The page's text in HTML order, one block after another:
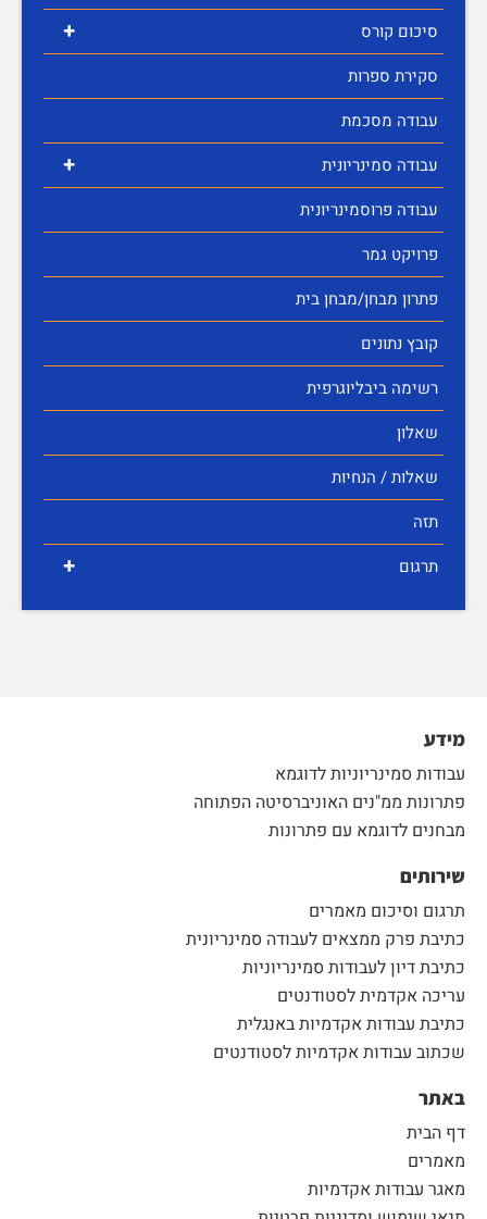
+
סיכום קורס
סקירת ספרות
עבודה מסכמת
+
עבודה סמינריונית
עבודה פרוסמינריונית
פרויקט גמר
פתרון מבחן/מבחן בית
קובץ נתונים
רשימה ביבליוגרפית
שאלון
שאלות / הנחיות
תזה
+ תרגום
מידע
עבודות סמינריוניות לדוגמא
פתרונות ממ"נים האוניברסיטה הפתוחה
מבחנים לדוגמא עם פתרונות
שירותים
תרגום וסיכום מאמרים
כתיבת פרק ממצאים לעבודה סמינריונית
כתיבת דיון לעבודות סמינריוניות
עריכה אקדמית לסטודנטים
כתיבת עבודות אקדמיות באנגלית
שכתוב עבודות אקדמיות לסטודנטים
באתר
דף הבית
מאמרים
מאגר עבודות אקדמיות